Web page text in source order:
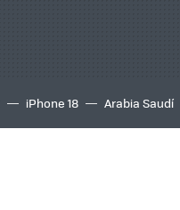
iPhone 18 Arabia Saudí